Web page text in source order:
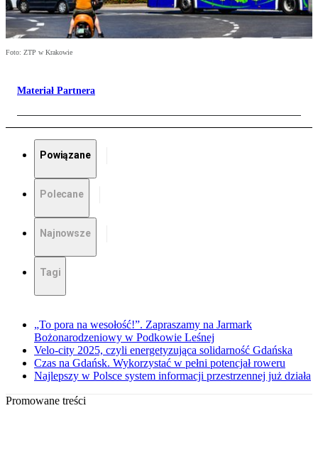
Foto: ZTP w Krakowie
Materiał Partnera
Powiązane
Polecane
Najnowsze
Tagi
„To pora na wesołość!”. Zapraszamy na Jarmark
Bożonarodzeniowy w Podkowie Leśnej
Velo-city 2025, czyli energetyzująca solidarność Gdańska
Czas na Gdańsk. Wykorzystać w pełni potencjał roweru
Najlepszy w Polsce system informacji przestrzennej już działa
Promowane treści